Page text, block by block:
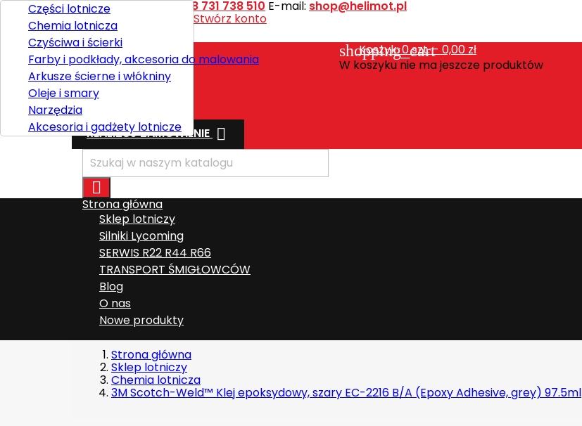
KontaktTelefon:+48 731 738 510 E-mail: shop@helimot.pl
Witaj,
Stwórz konto
Polski
shopping_cart
Koszyk:0szt. - 0,00 zł
W koszyku nie ma jeszcze produktów
Wysyłka
Razem
REALIZUJ ZAMÓWIENIE 

Strona główna
Sklep lotniczy
Części lotnicze
Chemia lotnicza
Czyściwa i ścierki
Farby i podkłady, akcesoria do malowania
Arkusze ścierne i włókniny
Oleje i smary
Narzędzia
Akcesoria i gadżety lotnicze
Silniki Lycoming
SERWIS R22 R44 R66
TRANSPORT ŚMIGŁOWCÓW
Blog
O nas
Nowe produkty
Strona główna
Sklep lotniczy
Chemia lotnicza
3M Scotch-Weld™ Klej epoksydowy, szary EC-2216 B/A (Epoxy Adhesive, grey) 97.5ml